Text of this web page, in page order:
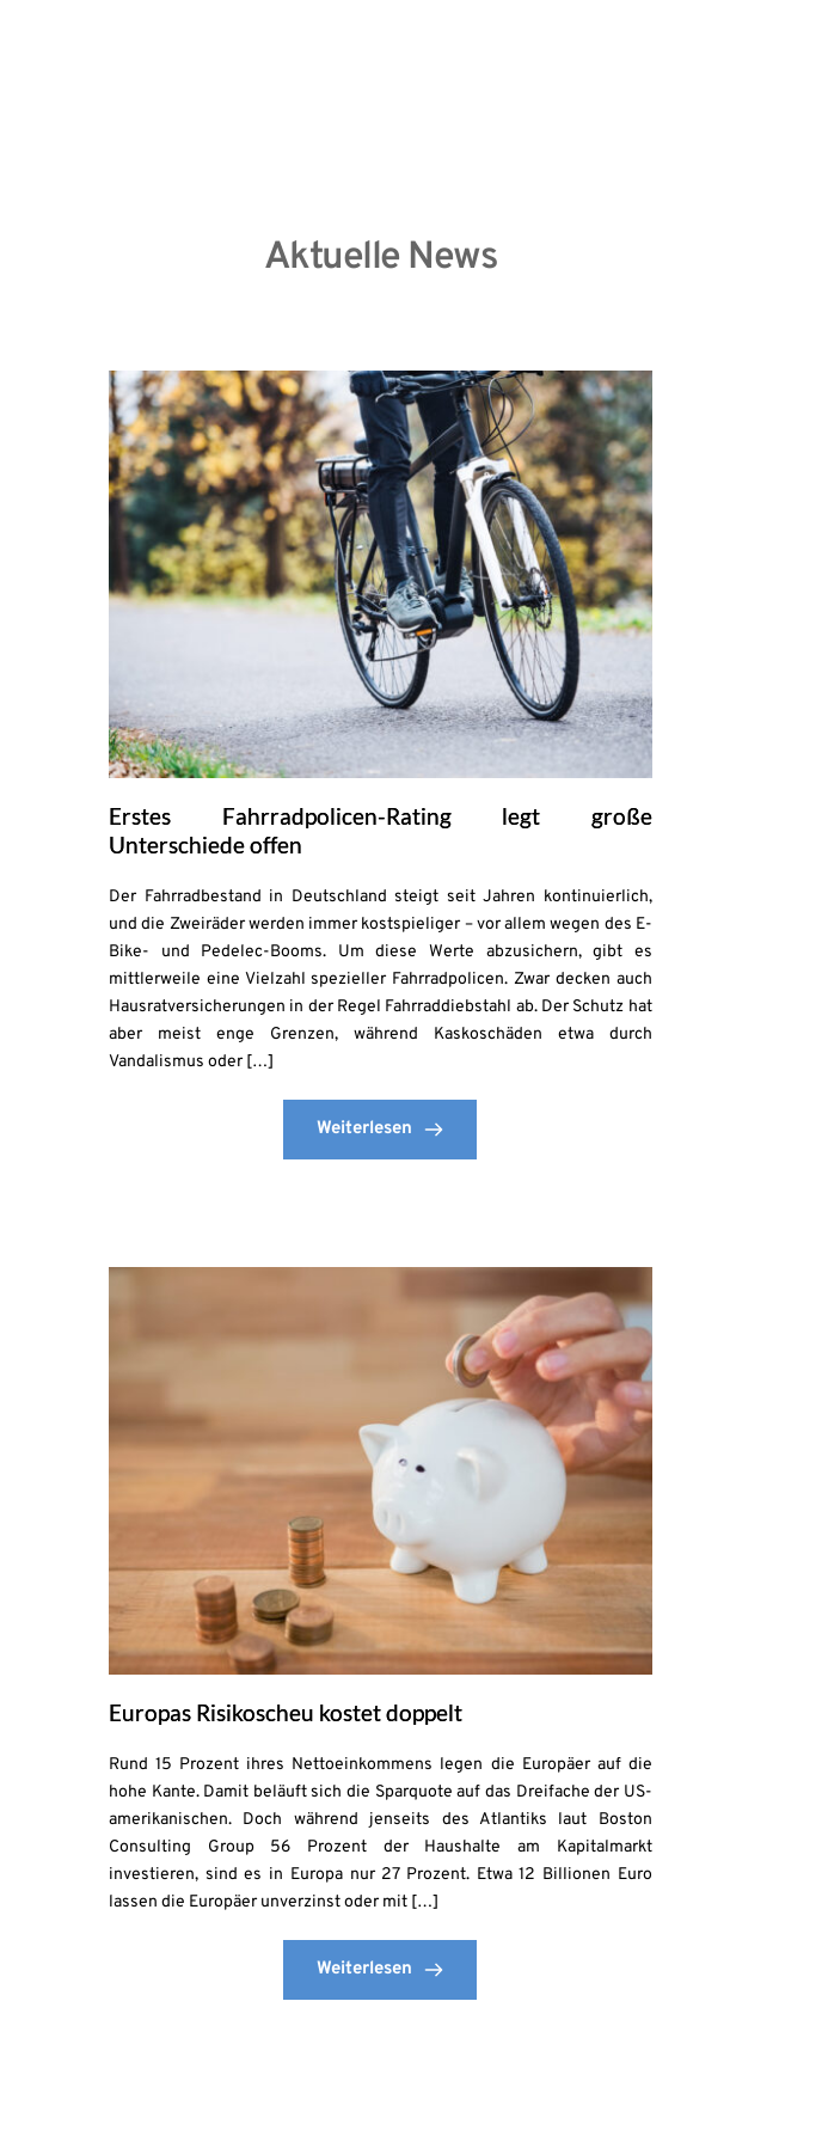
Aktuelle News
Erstes Fahrradpolicen-Rating legt große
Unterschiede offen
Der Fahrradbestand in Deutschland steigt seit Jahren kontinuierlich,
und die Zweiräder werden immer kostspieliger – vor allem wegen des E-
Bike- und Pedelec-Booms. Um diese Werte abzusichern, gibt es
mittlerweile eine Vielzahl spezieller Fahrradpolicen. Zwar decken auch
Hausratversicherungen in der Regel Fahrraddiebstahl ab. Der Schutz hat
aber meist enge Grenzen, während Kaskoschäden etwa durch
Vandalismus oder […]
Weiterlesen
Europas Risikoscheu kostet doppelt
Rund 15 Prozent ihres Nettoeinkommens legen die Europäer auf die
hohe Kante. Damit beläuft sich die Sparquote auf das Dreifache der US-
amerikanischen. Doch während jenseits des Atlantiks laut Boston
Consulting Group 56 Prozent der Haushalte am Kapitalmarkt
investieren, sind es in Europa nur 27 Prozent. Etwa 12 Billionen Euro
lassen die Europäer unverzinst oder mit […]
Weiterlesen